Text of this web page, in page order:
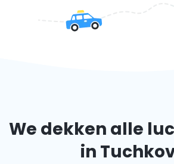
We dekken alle
in